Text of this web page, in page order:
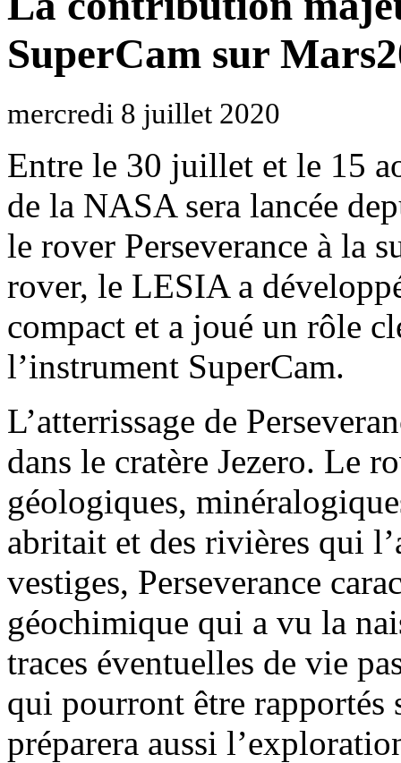
SuperCam sur
mercredi 8 juillet 2020
Entre le 30 juillet et le 15
de la NASA sera lancée
le rover Perseverance à la
rover, le LESIA a
compact et a joué un rôle
l’instrument SuperCam.
L’atterrissage de
dans le cratère Jezero. Le
géologiques,
abritait et des rivières qui
vestiges, Perseverance
géochimique qui a vu la
traces éventuelles de vie
qui pourront être rapportés
préparera aussi